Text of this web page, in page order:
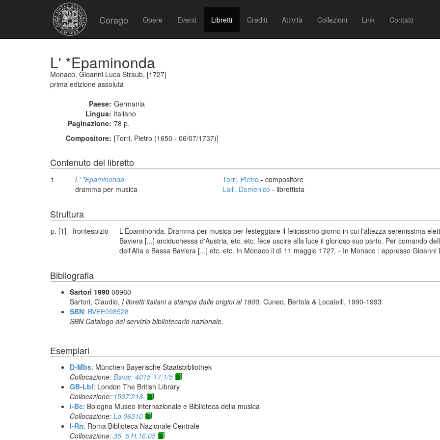
Corago Opere Eventi Libretti Crediti Attività Collezioni Link Contatti
L' *Epaminonda
Monaco, Gioanni Luca Straub, [1727]
prima edizione assoluta
Paese: Germania
Lingua: italiano
Paginazione: 78 p.
Compositore: [Torri, Pietro (1650 - 06/07/1737)]
Contenuto del libretto
1
L' *Epaminonda
dramma per musica
Torri, Pietro - compositore
Lalli, Domenico - librettista
Struttura
p. [1] - frontespizio
L'Epaminonda. Dramma per musica per festeggiare il felicissimo giorno in cui l'altezza serenissima
Baviera [...] arciduchessa d'Austria, etc. etc. fece uscire alla luce il glorioso suo parto. Per comando
dell'Alta e Bassa Baviera [...] etc. etc. In Monaco il dì 11 maggio 1727. - In Monaco : appresso Gioanni
Bibliografia
Sartori 1990 08960
Sartori, Claudio, I libretti italiani a stampa dalle origini al 1800, Cuneo, Bertola & Locatelli, 1990-1993
SBN: BVEE098528
SBN Catalogo del servizio bibliotecario nazionale,
Esemplari
D-Mbs: München Bayerische Staatsbibliothek
Collocazione: Bavar. 4015-17,1/5
GB-Lbl: London The British Library
Collocazione: 1507/218.
I-Bc: Bologna Museo internazionale e Biblioteca della musica
Collocazione: Lo.06310
I-Rn: Roma Biblioteca Nazionale Centrale
Collocazione: 35. 5.H.16.05